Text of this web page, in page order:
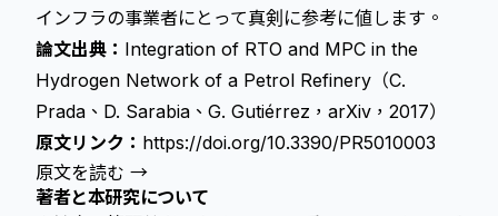
インフラの事業者にとって真剣に参考に値します。
論文出典： Integration of RTO and MPC in the
Hydrogen Network of a Petrol Refinery（C.
Prada、D. Sarabia、G. Gutiérrez，arXiv，2017）
原文リンク： https://doi.org/10.3390/PR5010003
原文を読む →
著者と本研究について